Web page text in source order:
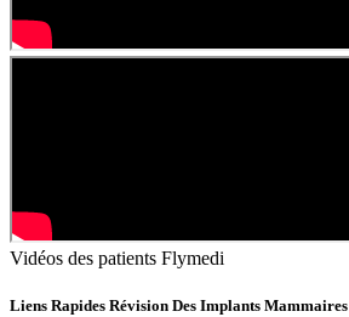
Vidéos des patients Flymedi
Liens Rapides Révision Des Implants Mammaires